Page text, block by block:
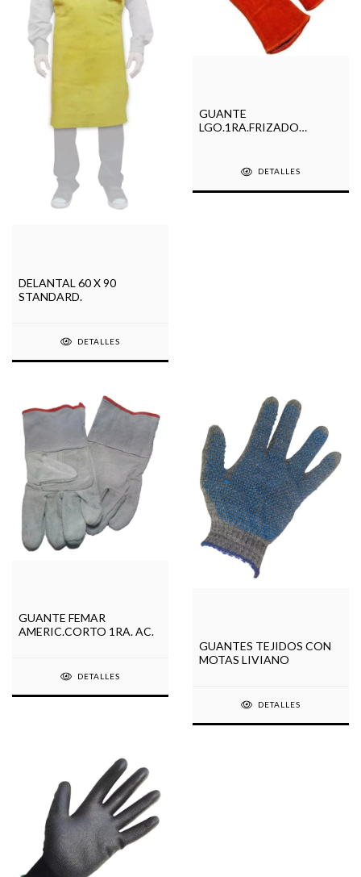
DELANTAL 60 X 90
STANDARD.
DETALLES
GUANTE
LGO.1RA.FRIZADO
DETALLES
GUANTE FEMAR
AMERIC.CORTO 1RA. AC.
DETALLES
GUANTES TEJIDOS CON
MOTAS LIVIANO
DETALLES